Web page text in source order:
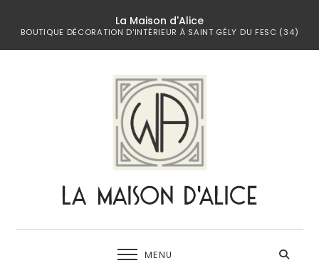
La Maison d'Alice
BOUTIQUE DÉCORATION D'INTÉRIEUR À SAINT GÉLY DU FESC (34)
MENU